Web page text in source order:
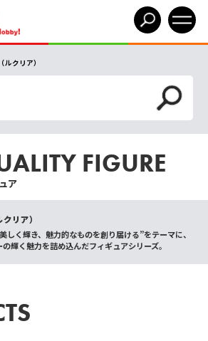
ルクリア）
FIGURE
ア
リア）
しく輝き、魅力的なものを創り届ける”をテーマに、
輝く魅力を詰め込んだフィギュアシリーズ。